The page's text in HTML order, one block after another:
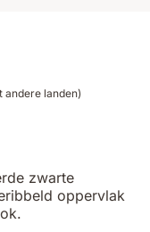
3564
andere landen)